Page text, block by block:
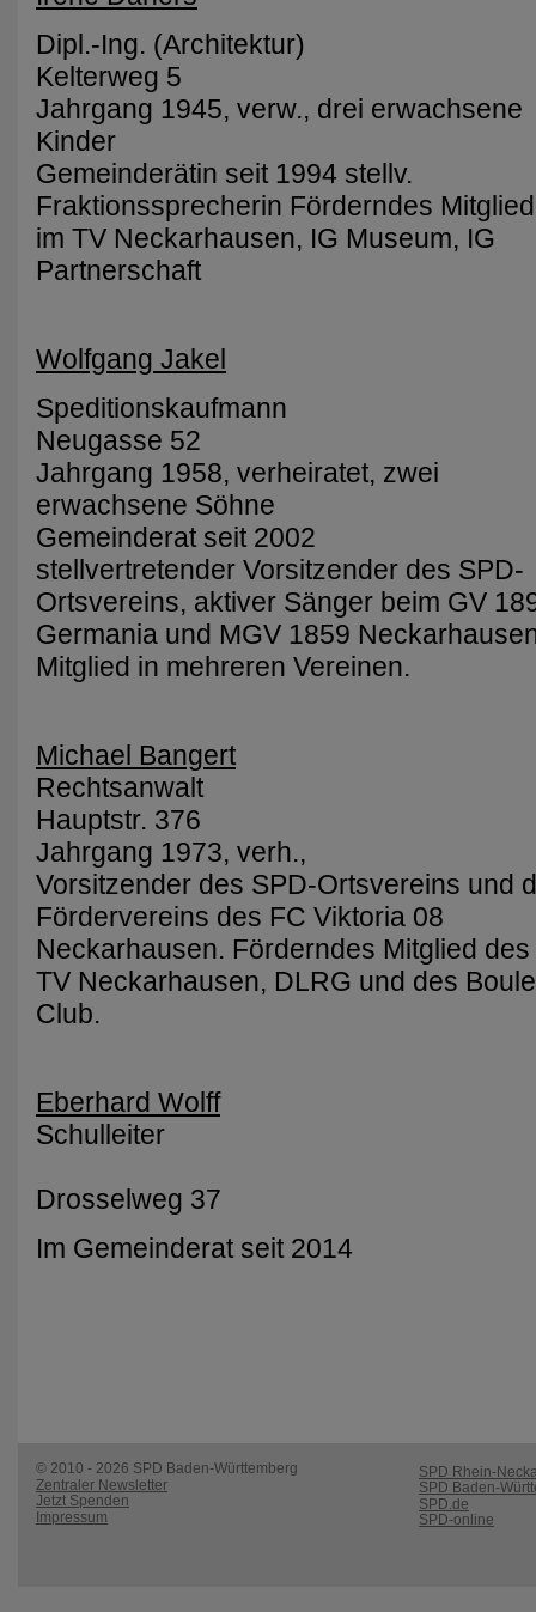
Dipl.-Ing. (Architektur)
Kelterweg 5
Jahrgang 1945, verw., drei erwachsene
Kinder
Gemeinderätin seit 1994 stellv.
Fraktionssprecherin Förderndes Mitglied
im TV Neckarhausen, IG Museum, IG
Partnerschaft
Wolfgang Jakel
Speditionskaufmann
Neugasse 52
Jahrgang 1958, verheiratet, zwei
erwachsene Söhne
Gemeinderat seit 2002
stellvertretender Vorsitzender des SPD-
Ortsvereins, aktiver Sänger beim GV
Germania und MGV 1859
Mitglied in mehreren Vereinen.
Michael Bangert
Rechtsanwalt
Hauptstr. 376
Jahrgang 1973, verh.,
Vorsitzender des SPD-Ortsvereins und
Fördervereins des FC Viktoria 08
Neckarhausen. Förderndes Mitglied des
TV Neckarhausen, DLRG und des
Club.
Eberhard Wolff
Schulleiter
Drosselweg 37
Im Gemeinderat seit 2014
© 2010 - 2026 SPD Baden-Württemberg
Zentraler Newsletter
Jetzt Spenden
Impressum
SPD Rhein-
SPD Baden-
SPD.de
SPD-online